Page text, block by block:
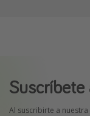
Al suscribirte a